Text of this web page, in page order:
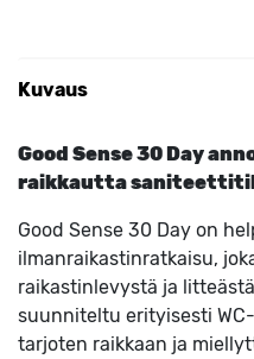
Kuvaus
Good Sense 30 Day
raikkautta
Good Sense 30 Day on
ilmanraikastinratkaisu,
raikastinlevystä ja
suunniteltu erityisesti
tarjoten raikkaan ja